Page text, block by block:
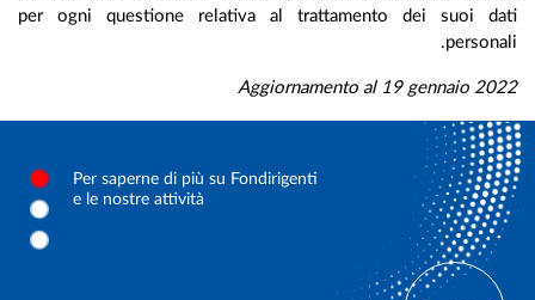
per ogni questione relativa al trattamento dei suoi
Aggiornamento al 19 gennaio
Per saperne di più su Fondirigenti
e le nostre attività